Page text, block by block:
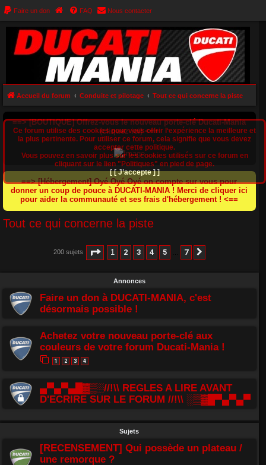
Faire un don FAQ Nous contacter
Accueil du forum Conduite et pilotage Tout ce qui concerne la piste
==> [BOUTIQUE] Offrez-vous le nouveau porte-clé Ducati-Mania
(cliquez ici) <==
==> [Hébergement] Oyé Oyé Oyé on compte sur vous pour
donner un coup de pouce à DUCATI-MANIA ! Merci de cliquer ici
pour aider la communauté et ses frais d'hébergement ! <==
Tout ce qui concerne la piste
200 sujets Page 1sur
1 2 3 4 5 7
Annonces
Faire un don à DUCATI-MANIA, c'est
désormais possible !
Achetez votre nouveau porte-clé aux
couleurs de votre forum Ducati-Mania !
1 2 3 4
▄▀▄▀▄█▓▒░//!\\ REGLES A LIRE AVANT
D'ECRIRE SUR LE FORUM //!\\ ░▒▓█▀▄▀▄▀
Sujets
[RECENSEMENT] Qui possède un plateau /
une remorque ?
Ce forum utilise des cookies pour vous offrir l‘expérience la meilleure et
la plus pertinente. Pour utiliser ce forum, cela signifie que vous devez
accepter cette politique.
Vous pouvez en savoir plus sur les cookies utilisés sur ce forum en
cliquant sur le lien "Politiques" en pied de page.
[ [ J’accepte ] ]